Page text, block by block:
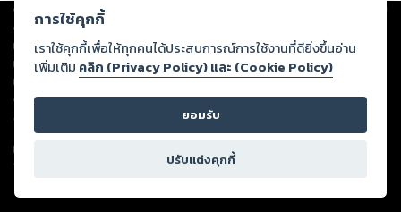
Copyright © 2026
ต่อผลงานหรือเนื้อหาใดที่อัปโหลดผ่านเว็บไซต์และปรากฏว่าละเมิดสิทธิใน
ทรัพย์สินทางปัญญาของบุคคลอื่นหรือขัดต่อกฎหมายและศีลธรรม ดังนั้น ผู้อ่าน
ทุกท่านโปรดใช้วิจารณญาณในการกลั่นกรองด้วยตนเอง และหากท่านพบว่าส่วน
หนึ่งส่วนใดขัดต่อกฎหมายและศีลธรรม กรุณาแจ้งมายังบริษัท เพื่อทีมงานจะได้
ดำเนินการในทันที ทั้งนี้ ทางสตอรี่ล็อกขอสงวนลิขสิทธิ์ตามพระราชบัญญัติ
ลิขสิทธิ์ พ.ศ. 2537 (ฉบับล่าสุด)
For support: member@ookbee.com
Version
การใช้คุกกี้
เราใช้คุกกี้เพื่อให้ทุกคนได้ประสบการณ์การใช้งานที่ดียิ่งขึ้นอ่าน
เพิ่มเติม คลิก (Privacy Policy) และ (Cookie Policy)
ยอมรับ
ปรับแต่งคุกกี้